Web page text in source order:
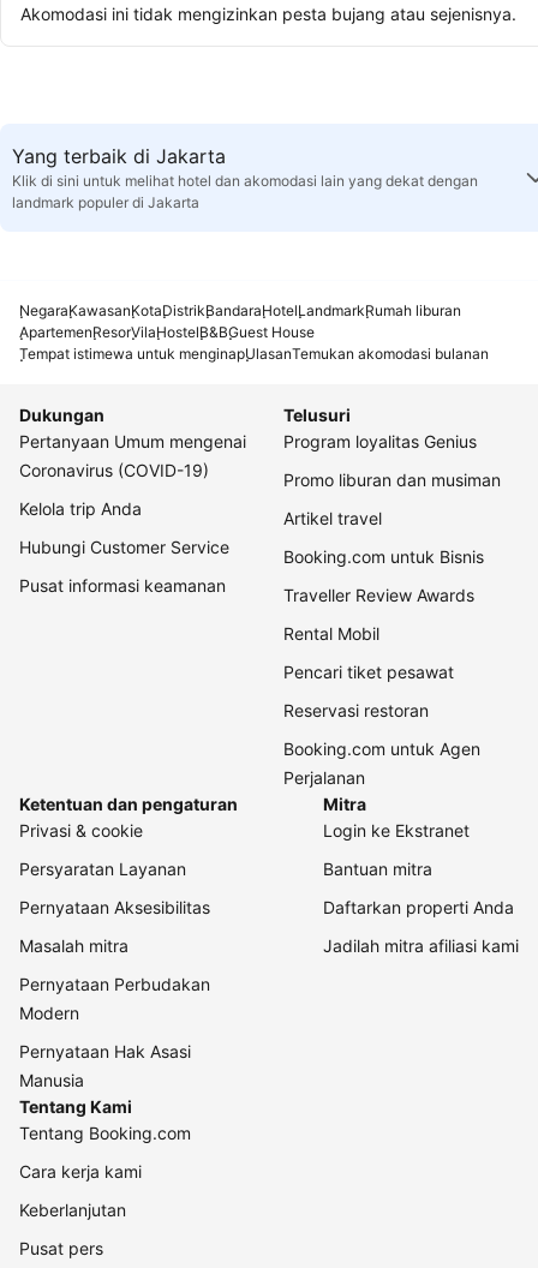
Akomodasi ini tidak mengizinkan pesta bujang atau sejenisnya.
Yang terbaik di Jakarta
Klik di sini untuk melihat hotel dan akomodasi lain yang dekat dengan
landmark populer di Jakarta
NegaraKawasanKotaDistrikBandaraHotelLandmarkRumah liburan
ApartemenResorVilaHostelB&BGuest House
Tempat istimewa untuk menginapUlasanTemukan akomodasi bulanan
Dukungan
Pertanyaan Umum mengenai
Coronavirus (COVID-19)
Kelola trip Anda
Hubungi Customer Service
Pusat informasi keamanan
Telusuri
Program loyalitas Genius
Promo liburan dan musiman
Artikel travel
Booking.com untuk Bisnis
Traveller Review Awards
Rental Mobil
Pencari tiket pesawat
Reservasi restoran
Booking.com untuk Agen
Perjalanan
Ketentuan dan pengaturan
Privasi & cookie
Persyaratan Layanan
Pernyataan Aksesibilitas
Masalah mitra
Pernyataan Perbudakan
Modern
Pernyataan Hak Asasi
Manusia
Mitra
Login ke Ekstranet
Bantuan mitra
Daftarkan properti Anda
Jadilah mitra afiliasi kami
Tentang Kami
Tentang Booking.com
Cara kerja kami
Keberlanjutan
Pusat pers